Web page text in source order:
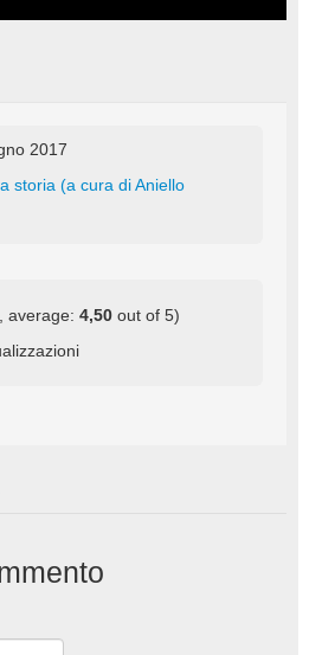
2017
storia (a cura di Aniello
average: 4,50 out of 5)